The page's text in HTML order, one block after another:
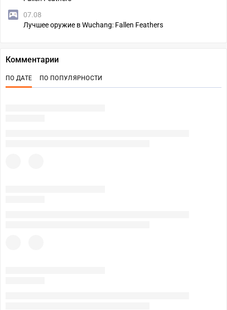
07.08
Лучшее оружие в Wuchang: Fallen Feathers
Комментарии
ПО ДАТЕ ПО ПОПУЛЯРНОСТИ